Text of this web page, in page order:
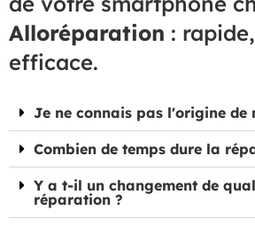
Alloréparation :
efficace.
Je ne connais pas l'origine de
Combien de temps dure la
Y a t-il un changement de
réparation ?